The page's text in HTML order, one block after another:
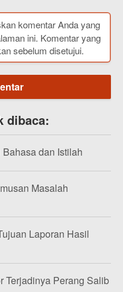
komentar Anda yang
ini. Komentar yang
sebelum disetujui.
dibaca:
dan Istilah
Masalah
Laporan Hasil
Terjadinya Perang Salib